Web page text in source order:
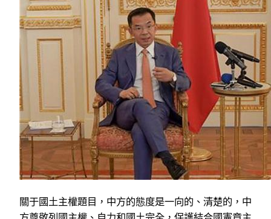
關于國土主權題目，中方的態度是一向的、清楚的，中